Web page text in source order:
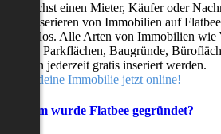
Du suchst einen Mieter, Käufer oder
Das Inserieren von Immobilien auf
kostenlos. Alle Arten von Immobilien wie
Villen, Parkflächen, Baugründe,
können jederzeit gratis inseriert werden.
Stelle deine Immobilie jetzt online!
Warum wurde Flatbee gegründet?